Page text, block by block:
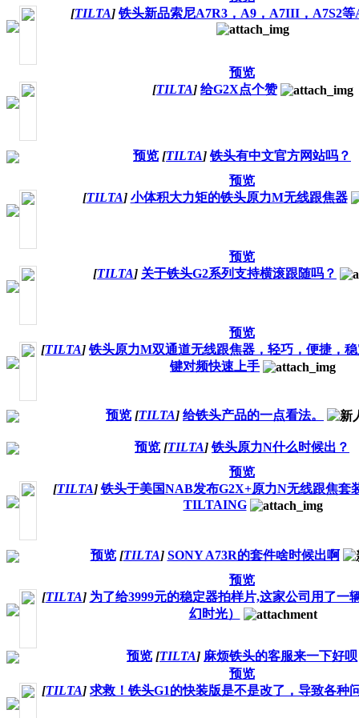
[TILTA] 铁头新品索尼A7R3，A9，A7III，A7S2等
预览
[TILTA] 给G2X点个赞
预览 [TILTA] 铁头有中文官方网站吗？
预览
[TILTA] 小体积大力矩的铁头原力M无线跟焦器
预览
[TILTA] 关于铁头G2系列支持横滚跟随吗？
预览
[TILTA] 铁头原力M双通道无线跟焦器，轻巧，便捷，
键对频快速上手
预览 [TILTA] 给铁头产品的一点看法。
预览 [TILTA] 铁头原力N什么时候出？
预览
[TILTA] 铁头于美国NAB发布G2X+原力N无线跟焦套
TILTAING
预览 [TILTA] SONY A73R的套件啥时候出啊
预览
[TILTA] 为了给3999元的稳定器拍样片,这家公司用了一
幻时光）
预览 [TILTA] 麻烦铁头的客服来一下好呗
预览
[TILTA] 求救！铁头G1的快装版是不是改了，导致各种